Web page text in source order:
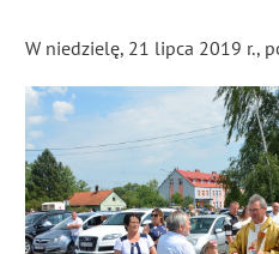
W niedzielę, 21 lipca 2019 r.,